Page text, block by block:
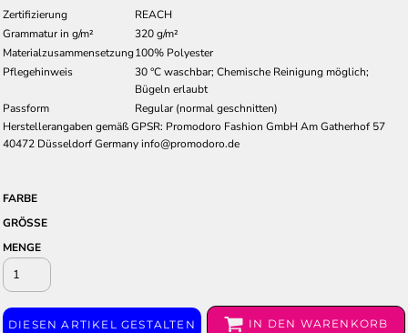
Zertifizierung
REACH
Grammatur in g/m²
320 g/m²
Materialzusammensetzung100% Polyester
Pflegehinweis
30 °C waschbar; Chemische Reinigung möglich;
Bügeln erlaubt
Passform
Regular (normal geschnitten)
Herstellerangaben gemäß GPSR: Promodoro Fashion GmbH Am Gatherhof 57
40472 Düsseldorf Germany info@promodoro.de
FARBE
GRÖSSE
MENGE
DIESEN ARTIKEL GESTALTEN IN DEN WARENKORB